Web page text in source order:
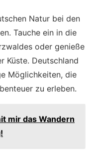
Natur bei den
Tauche ein in die
oder genieße
Küste. Deutschland
Möglichkeiten, die
zu erleben.
mir das Wandern